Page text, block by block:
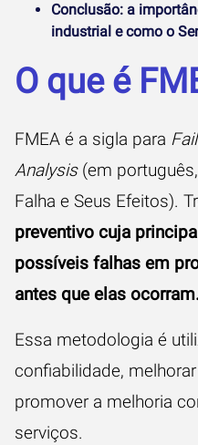
Conclusão: a
industrial e como o
O que é
FMEA é a sigla para
Analysis(em
Falha e Seus Efeitos).
preventivo cuja
possíveis falhas em
antes que elas
Essa metodologia é
confiabilidade,
promover a melhoria
serviços.